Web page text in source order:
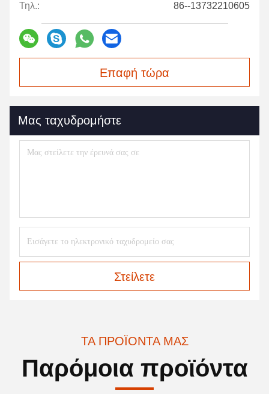
Τηλ.: 86--13732210605
Επαφή τώρα
Μας ταχυδρομήστε
Στείλετε
ΤΑ ΠΡΟΪΌΝΤΑ ΜΑΣ
Παρόμοια προϊόντα